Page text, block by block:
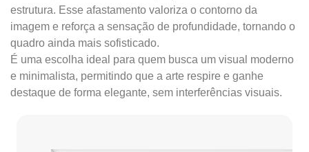
estrutura. Esse afastamento valoriza o contorno da
imagem e reforça a sensação de profundidade, tornando o
quadro ainda mais sofisticado.
É uma escolha ideal para quem busca um visual moderno
e minimalista, permitindo que a arte respire e ganhe
destaque de forma elegante, sem interferências visuais.